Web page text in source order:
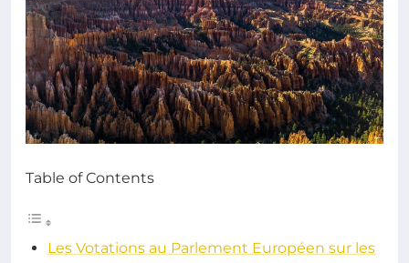
Table of Contents
Les Votations au Parlement Européen sur les